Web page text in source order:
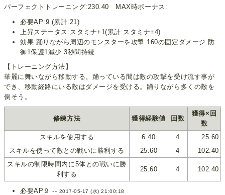
パーフェクトトレーニング:230.40 MAX時ボーナス:
必要AP:9 (累計:21)
上昇ステータス:スタミナ+1(累計:スタミナ+4)
効果:踊りながら周辺のモンスターを攻撃 160の固定ダメージ 防
御1保護1減少 3秒間持続
【トレーニング方法】
華麗に舞いながら移動する。踊っている間は敵の攻撃を受け流す事が
でき、移動経路にいる敵はダメージを受ける。踊りながら多くの敵を
倒そう。
修練方法 獲得経験値 回数
獲得×回
数
スキルを使用する
6.40 4
25.60
スキルを使って敵との戦いに勝利する
25.60 4
102.40
スキルの制限時間内に5体との戦いに勝
利する
25.60 4 102.40
必要AP９ -- 2017-05-17 (水) 21:00:18